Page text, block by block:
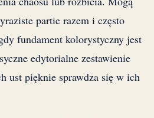
partie razem i często
fundament kolorystyczny jest
edytorialne zestawienie
ust pięknie sprawdza się w ich